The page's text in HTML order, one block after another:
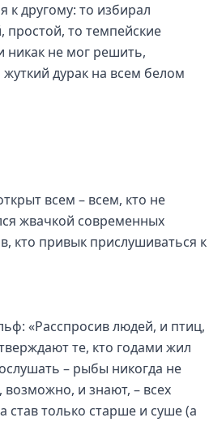
к другому: то избирал
то темпейские
никак не мог решить,
дурак на всем белом
всем – всем, кто не
жвачкой современных
кто привык прислушиваться к
«Расспросив людей, и птиц,
те, кто годами жил
– рыбы никогда не
возможно, и знают, – всех
став только старше и суше (а